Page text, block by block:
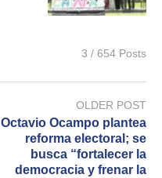
3 / 654 Posts
OLDER POST
Octavio Ocampo plantea
reforma electoral; se
busca “fortalecer la
democracia y frenar la